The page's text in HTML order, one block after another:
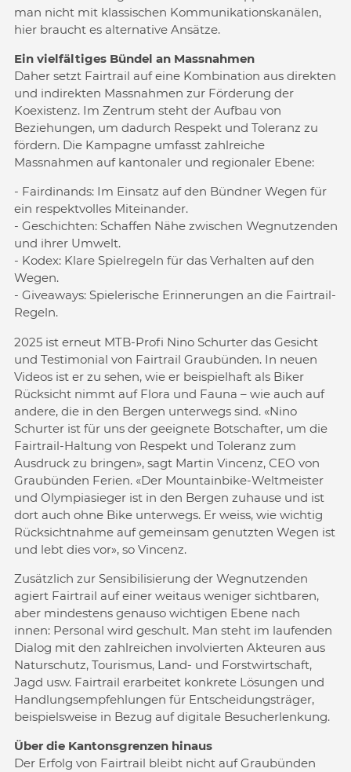
man nicht mit klassischen Kommunikationskanälen,
hier braucht es alternative Ansätze.
Ein vielfältiges Bündel an Massnahmen
Daher setzt Fairtrail auf eine Kombination aus direkten
und indirekten Massnahmen zur Förderung der
Koexistenz. Im Zentrum steht der Aufbau von
Beziehungen, um dadurch Respekt und Toleranz zu
fördern. Die Kampagne umfasst zahlreiche
Massnahmen auf kantonaler und regionaler Ebene:
- Fairdinands: Im Einsatz auf den Bündner Wegen für
ein respektvolles Miteinander.
- Geschichten: Schaffen Nähe zwischen Wegnutzenden
und ihrer Umwelt.
- Kodex: Klare Spielregeln für das Verhalten auf den
Wegen.
- Giveaways: Spielerische Erinnerungen an die Fairtrail-
Regeln.
2025 ist erneut MTB-Profi Nino Schurter das Gesicht
und Testimonial von Fairtrail Graubünden. In neuen
Videos ist er zu sehen, wie er beispielhaft als Biker
Rücksicht nimmt auf Flora und Fauna – wie auch auf
andere, die in den Bergen unterwegs sind. «Nino
Schurter ist für uns der geeignete Botschafter, um die
Fairtrail-Haltung von Respekt und Toleranz zum
Ausdruck zu bringen», sagt Martin Vincenz, CEO von
Graubünden Ferien. «Der Mountainbike-Weltmeister
und Olympiasieger ist in den Bergen zuhause und ist
dort auch ohne Bike unterwegs. Er weiss, wie wichtig
Rücksichtnahme auf gemeinsam genutzten Wegen ist
und lebt dies vor», so Vincenz.
Zusätzlich zur Sensibilisierung der Wegnutzenden
agiert Fairtrail auf einer weitaus weniger sichtbaren,
aber mindestens genauso wichtigen Ebene nach
innen: Personal wird geschult. Man steht im laufenden
Dialog mit den zahlreichen involvierten Akteuren aus
Naturschutz, Tourismus, Land- und Forstwirtschaft,
Jagd usw. Fairtrail erarbeitet konkrete Lösungen und
Handlungsempfehlungen für Entscheidungsträger,
beispielsweise in Bezug auf digitale Besucherlenkung.
Über die Kantonsgrenzen hinaus
Der Erfolg von Fairtrail bleibt nicht auf Graubünden